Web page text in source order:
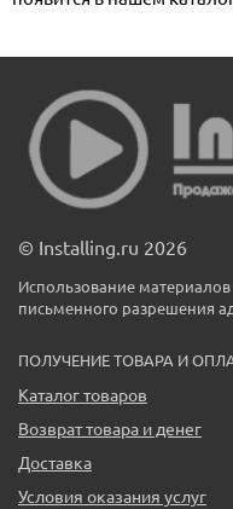
© Installing.ru 2026
Использование
письменного разрешения
ПОЛУЧЕНИЕ ТОВАРА И
Каталог товаров
Возврат товара и денег
Доставка
Условия оказания услуг